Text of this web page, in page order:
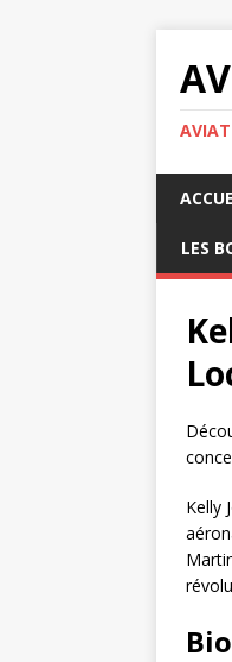
LES
Kelly